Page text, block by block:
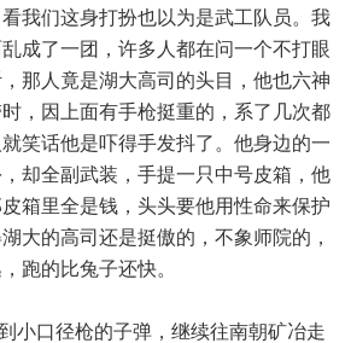
我们这身打扮也以为是武工队员。我
成了一团，许多人都在问一个不打眼
那人竟是湖大高司的头目，他也六神
，因上面有手枪挺重的，系了几次都
笑话他是吓得手发抖了。他身边的一
却全副武装，手提一只中号皮箱，他
箱里全是钱，头头要他用性命来保护
大的高司还是挺傲的，不象师院的，
跑的比兔子还快。
口径枪的子弹，继续往南朝矿冶走